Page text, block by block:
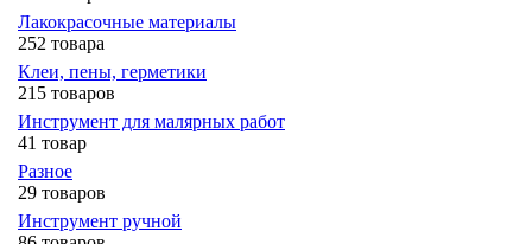
Лакокрасочные материалы
252 товара
Клеи, пены, герметики
215 товаров
Инструмент для малярных работ
41 товар
Разное
29 товаров
Инструмент ручной